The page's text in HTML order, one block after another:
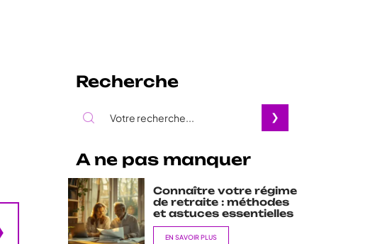
Recherche
A ne pas manquer
Connaître votre régime
de retraite : méthodes
et astuces essentielles
EN SAVOIR PLUS